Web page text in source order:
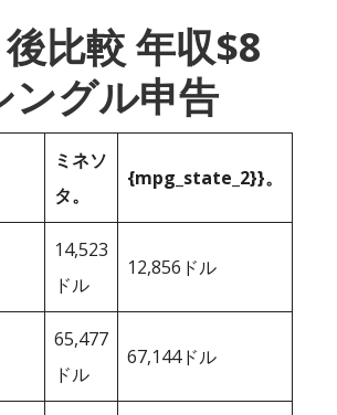
比較 年収$8
ングル申告
ミネソ
タ。
{mpg_state_2}}。
14,523
ドル
12,856ドル
65,477
ドル
67,144ドル